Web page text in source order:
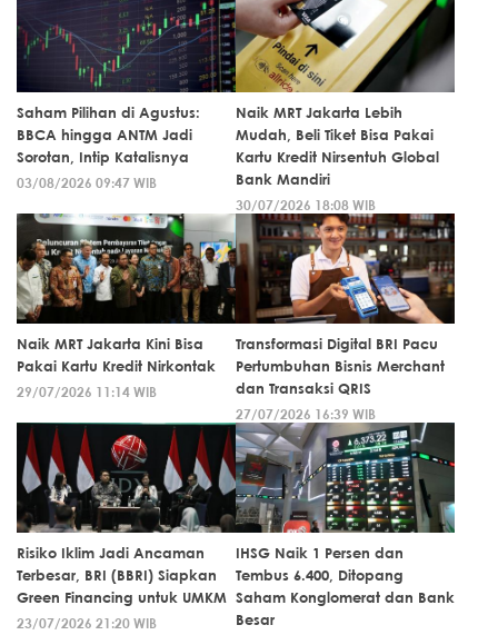
Saham Pilihan di Agustus:
BBCA hingga ANTM Jadi
Sorotan, Intip Katalisnya
03/08/2026 09:47 WIB
Naik MRT Jakarta Lebih
Mudah, Beli Tiket Bisa Pakai
Kartu Kredit Nirsentuh Global
Bank Mandiri
30/07/2026 18:08 WIB
Naik MRT Jakarta Kini Bisa
Pakai Kartu Kredit Nirkontak
29/07/2026 11:14 WIB
Transformasi Digital BRI Pacu
Pertumbuhan Bisnis Merchant
dan Transaksi QRIS
27/07/2026 16:39 WIB
Risiko Iklim Jadi Ancaman
Terbesar, BRI (BBRI) Siapkan
Green Financing untuk UMKM
23/07/2026 21:20 WIB
IHSG Naik 1 Persen dan
Tembus 6.400, Ditopang
Saham Konglomerat dan Bank
Besar